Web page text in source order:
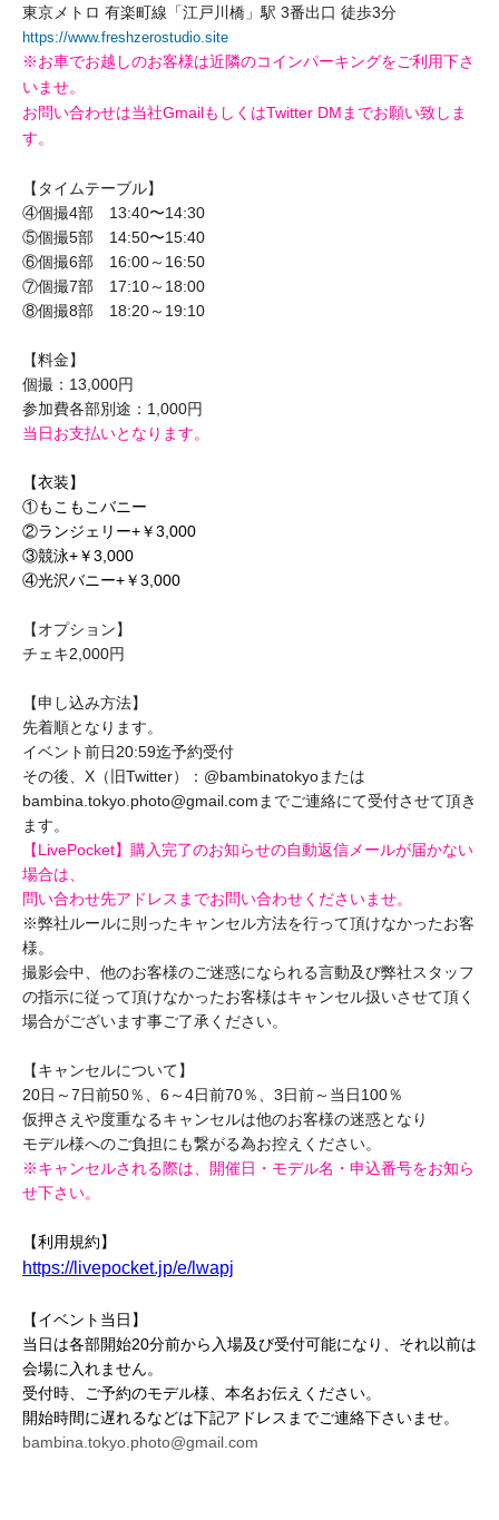
東京メトロ 有楽町線「江戸川橋」駅 3番出口 徒歩3分
https://www.freshzerostudio.site
※お車でお越しのお客様は近隣のコインパーキングをご利用下さ
いませ。
お問い合わせは当社GmailもしくはTwitter DMまでお願い致しま
す。
【タイムテーブル】
④個撮4部 13:40〜14:30
⑤個撮5部 14:50〜15:40
⑥個撮6部 16:00～16:50
⑦個撮7部 17:10～18:00
⑧個撮8部 18:20～19:10
【料金】
個撮：13,000円
参加費各部別途：1,000円
当日お支払いとなります。
【衣装】
①もこもこバニー
②ランジェリー+￥3,000
③競泳+￥3,000
④光沢バニー+￥3,000
【オプション】
チェキ2,000円
【申し込み方法】
先着順となります。
イベント前日20:59迄予約受付
その後、X（旧Twitter）：@bambinatokyoまたは
bambina.tokyo.photo@gmail.comまでご連絡にて受付させて頂き
ます。
【LivePocket】購入完了のお知らせの自動返信メールが届かない
場合は、
問い合わせ先アドレスまでお問い合わせくださいませ。
※弊社ルールに則ったキャンセル方法を行って頂けなかったお客
様。
撮影会中、他のお客様のご迷惑になられる言動及び弊社スタッフ
の指示に従って頂けなかったお客様はキャンセル扱いさせて頂く
場合がございます事ご了承ください。
【キャンセルについて】
20日～7日前50％、6～4日前70％、3日前～当日100％
仮押さえや度重なるキャンセルは他のお客様の迷惑となり
モデル様へのご負担にも繋がる為お控えください。
※キャンセルされる際は、開催日・モデル名・申込番号をお知ら
せ下さい。
【利用規約】
https://livepocket.jp/e/lwapj
【イベント当日】
当日は各部開始20分前から入場及び受付可能になり、それ以前は
会場に入れません。
受付時、
ご予約のモデル様、本名お伝えください。
開始時間に遅れるなどは下記アドレスまでご連絡下さいませ。
bambina.tokyo.photo@gmail.com